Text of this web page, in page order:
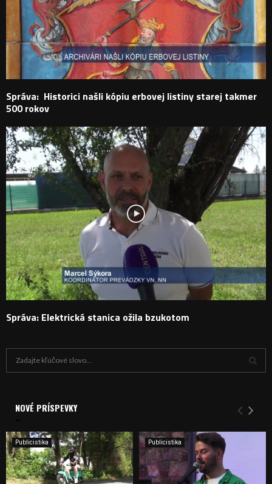
Správa: Historici našli kópiu erbovej listiny starej takmer
500 rokov
Správa: Elektrická stanica ožila bzukotom
i
e
:
Y
H
NOVÉ PRÍSPEVKY
Publicistika Publicistika